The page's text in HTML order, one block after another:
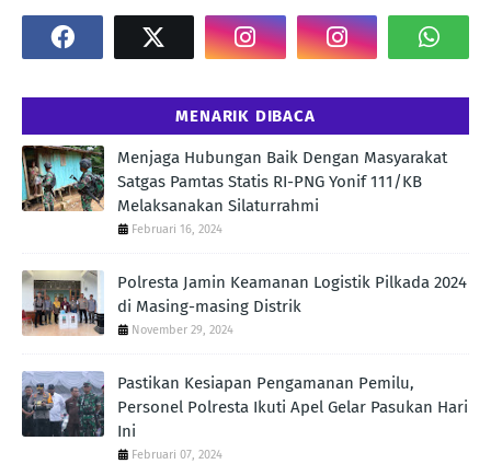
MENARIK DIBACA
Menjaga Hubungan Baik Dengan Masyarakat
Satgas Pamtas Statis RI-PNG Yonif 111/KB
Melaksanakan Silaturrahmi
Februari 16, 2024
Polresta Jamin Keamanan Logistik Pilkada 2024
di Masing-masing Distrik
November 29, 2024
Pastikan Kesiapan Pengamanan Pemilu,
Personel Polresta Ikuti Apel Gelar Pasukan Hari
Ini
Februari 07, 2024